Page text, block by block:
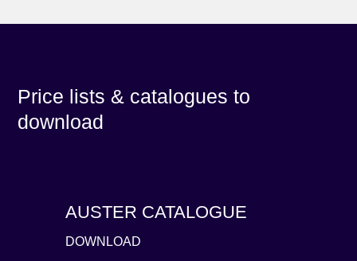
Price lists & catalogues to
download
AUSTER CATALOGUE
DOWNLOAD